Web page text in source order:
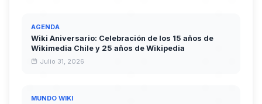
AGENDA
Wiki Aniversario: Celebración de los 15 años de
Wikimedia Chile y 25 años de Wikipedia
Julio 31, 2026
MUNDO WIKI